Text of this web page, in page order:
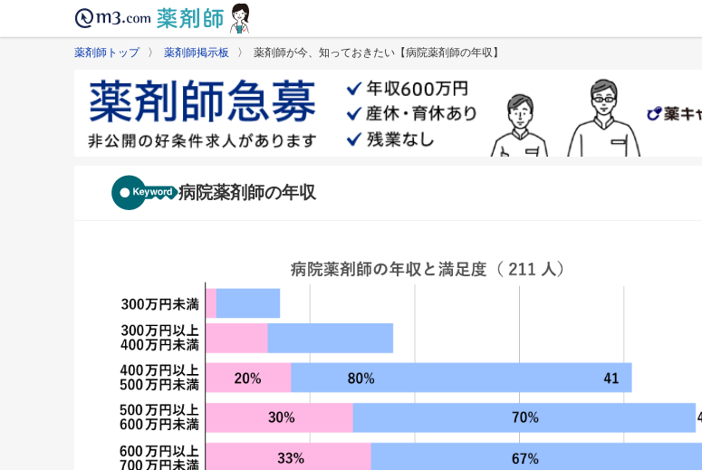
薬剤師トップ〉 薬剤師掲示板 〉 薬剤師が今、知っておきたい【病院薬剤師の年収】
病院薬剤師の年収